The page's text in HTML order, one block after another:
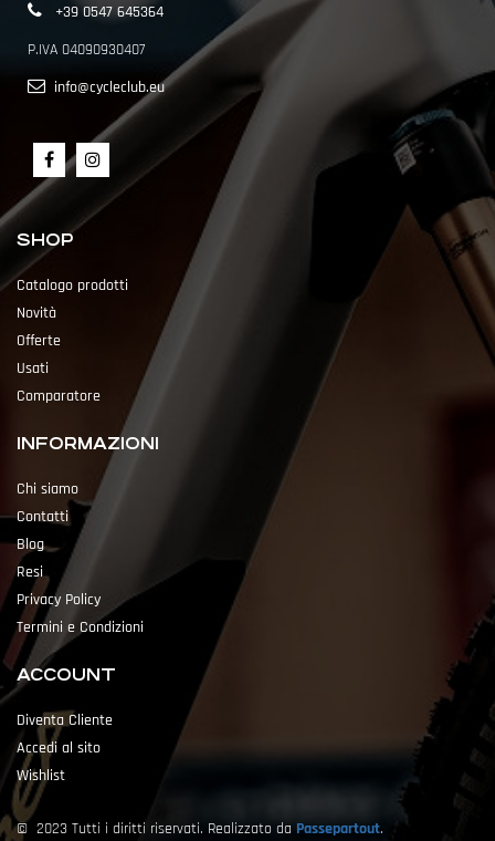
+39 0547 645364
P.IVA 04090930407
info@cycleclub.eu
SHOP
Catalogo prodotti
Novità
Offerte
Usati
Comparatore
INFORMAZIONI
Chi siamo
Contatti
Blog
Resi
Privacy Policy
Termini e Condizioni
ACCOUNT
Diventa Cliente
Accedi al sito
Wishlist
© 2023 Tutti i diritti riservati. Realizzato da Passepartout.